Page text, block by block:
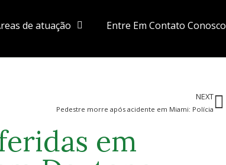
de atuação Entre Em Contato Conosco
NEXT
Pedestre morre após acidente em Miami: Polícia
em